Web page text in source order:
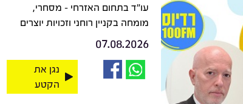
עו״ד בתחום האזרחי – מסחרי,
מומחה בקניין רוחני וזכויות יוצרים
07.08.2026
נגן את
הקטע